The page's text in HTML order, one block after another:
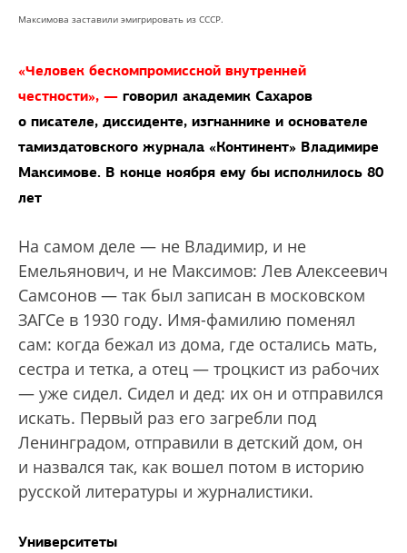
Максимова заставили эмигрировать из СССР.
«Человек бескомпромиссной внутренней
честности», — говорил академик Сахаров
о писателе, диссиденте, изгнаннике и основателе
тамиздатовского журнала «Континент» Владимире
Максимове. В конце ноября ему бы исполнилось 80
лет
На самом деле — не Владимир, и не
Емельянович, и не Максимов: Лев Алексеевич
Самсонов — так был записан в московском
ЗАГСе в 1930 году. Имя-фамилию поменял
сам: когда бежал из дома, где остались мать,
сестра и тетка, а отец — троцкист из рабочих
— уже сидел. Сидел и дед: их он и отправился
искать. Первый раз его загребли под
Ленинградом, отправили в детский дом, он
и назвался так, как вошел потом в историю
русской литературы и журналистики.
Университеты